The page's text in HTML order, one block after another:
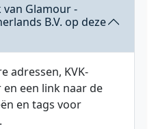
van Glamour -
B.V. op deze
adressen, KVK-
en een link naar de
en tags voor